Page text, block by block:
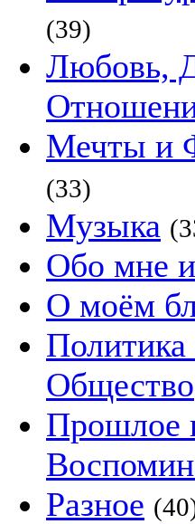
(39)
Любовь,
Мечты и
(33)
Музыка
Обо мне
О моём
Политика
Общество
Прошлое
Разное